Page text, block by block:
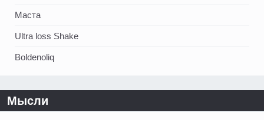
Маста
Ultra loss Shake
Boldenoliq
Мысли